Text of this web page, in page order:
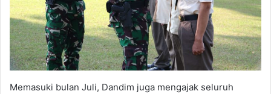
Memasuki bulan Juli, Dandim juga mengajak seluruh